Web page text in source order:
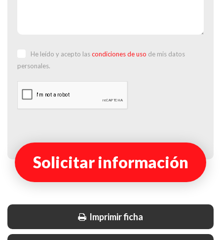
He leído y acepto lascondiciones de uso de mis datos
personales.
Solicitar información
Imprimir ficha